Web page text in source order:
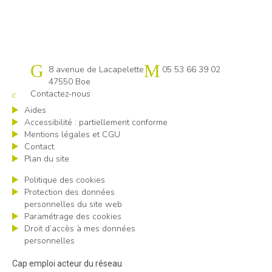
Cap emploi 47
8 avenue de Lacapelette
47550 Boe
05 53 66 39 02
Contactez-nous
Aides
Accessibilité : partiellement conforme
Mentions légales et CGU
Contact
Plan du site
Politique des cookies
Protection des données
personnelles du site web
Paramétrage des cookies
Droit d’accès à mes données
personnelles
Cap emploi acteur du réseau